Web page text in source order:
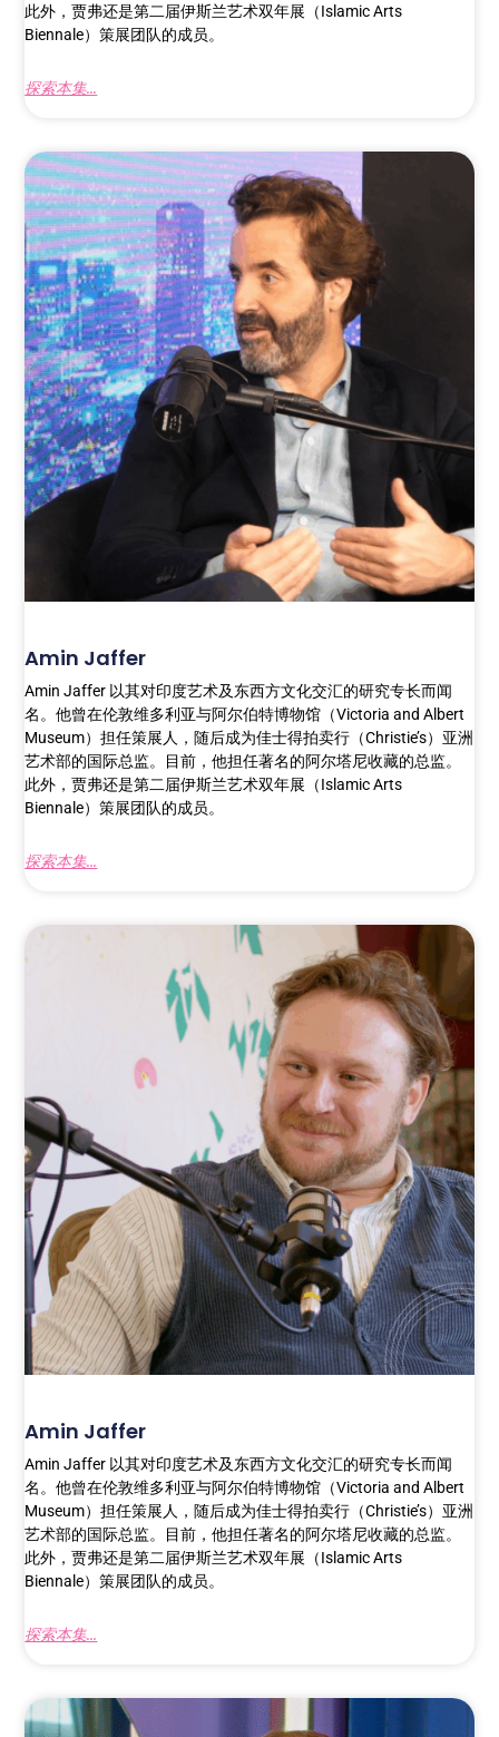
此外，贾弗还是第二届伊斯兰艺术双年展（Islamic Arts
Biennale）策展团队的成员。
探索本集...
Amin Jaffer
Amin Jaffer 以其对印度艺术及东西方文化交汇的研究专长而闻
名。他曾在伦敦维多利亚与阿尔伯特博物馆（Victoria and Albert
Museum）担任策展人，随后成为佳士得拍卖行（Christie’s）亚洲
艺术部的国际总监。目前，他担任著名的阿尔塔尼收藏的总监。
此外，贾弗还是第二届伊斯兰艺术双年展（Islamic Arts
Biennale）策展团队的成员。
探索本集...
Amin Jaffer
Amin Jaffer 以其对印度艺术及东西方文化交汇的研究专长而闻
名。他曾在伦敦维多利亚与阿尔伯特博物馆（Victoria and Albert
Museum）担任策展人，随后成为佳士得拍卖行（Christie’s）亚洲
艺术部的国际总监。目前，他担任著名的阿尔塔尼收藏的总监。
此外，贾弗还是第二届伊斯兰艺术双年展（Islamic Arts
Biennale）策展团队的成员。
探索本集...